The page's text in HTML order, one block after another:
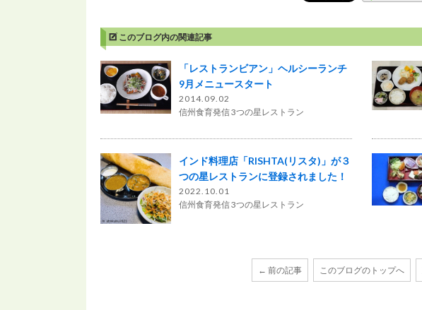
このブログ内の関連記事
「レストランビアン」ヘルシーランチ
9月メニュースタート
2014.09.02
信州食育発信 3つの星レストラン
インド料理店「RISHTA(リスタ)」が３
つの星レストランに登録されました！
2022.10.01
信州食育発信 3つの星レストラン
← 前の記事 このブログのトップへ